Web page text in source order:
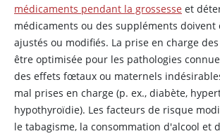
médicaments pendant la grossesse et
médicaments ou des suppléments doivent
ajustés ou modifiés. La prise en charge
être optimisée pour les pathologies
des effets fœtaux ou maternels
mal prises en charge (p. ex., diabète,
hypothyroïdie). Les facteurs de risque
le tabagisme, la consommation d'alcool et